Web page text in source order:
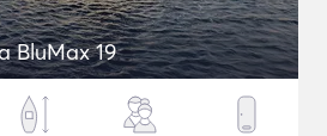
BluMax 19